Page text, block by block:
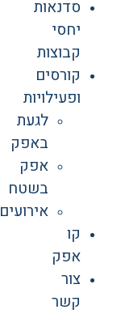
סדנאות
יחסי
קבוצות
קורסים
ופעילויות
לגעת
באפק
אפק
בשטח
אירועים
קו
אפק
צור
קשר